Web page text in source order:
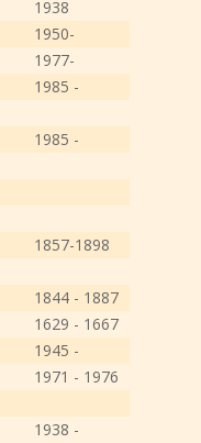
1938
1950-
1977-
1985 -
1985 -
1857-1898
1844 - 1887
1629 - 1667
1945 -
1971 - 1976
1938 -